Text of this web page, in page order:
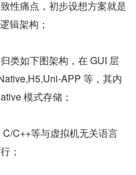
性痛点，初步设想方案就是
辑架构；
类如下图架构，在 GUI 层
APP 等，其内
模式存储；
C++等与虚拟机无关语言
；